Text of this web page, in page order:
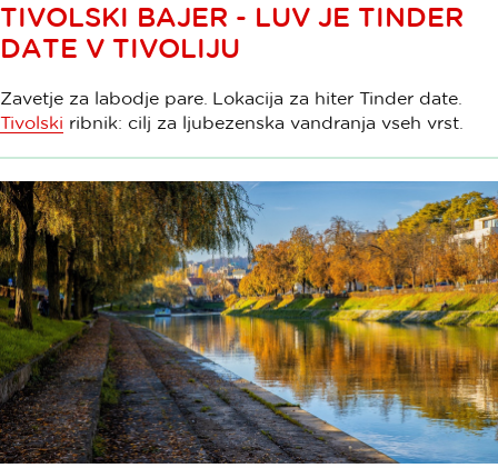
TIVOLSKI BAJER - LUV JE TINDER
DATE V TIVOLIJU
Zavetje za labodje pare. Lokacija za hiter Tinder date.
Tivolski ribnik: cilj za ljubezenska vandranja vseh vrst.